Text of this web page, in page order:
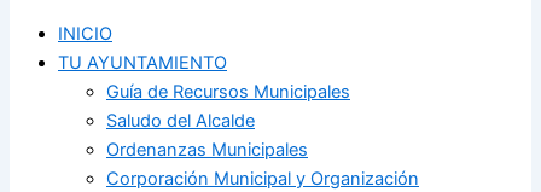
INICIO
TU AYUNTAMIENTO
Guía de Recursos Municipales
Saludo del Alcalde
Ordenanzas Municipales
Corporación Municipal y Organización